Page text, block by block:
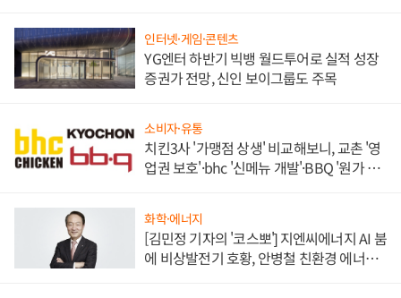
인터넷·게임·콘텐츠
YG엔터 하반기 빅뱅 월드투어로 실적 성장
증권가 전망, 신인 보이그룹도 주목
소비자·유통
치킨3사 '가맹점 상생' 비교해보니, 교촌 '영
업권 보호'·bhc '신메뉴 개발'·BBQ '원가 부
화학·에너지
[김민정 기자의 '코스뽀'] 지엔씨에너지 AI 붐
에 비상발전기 호황, 안병철 친환경 에너지